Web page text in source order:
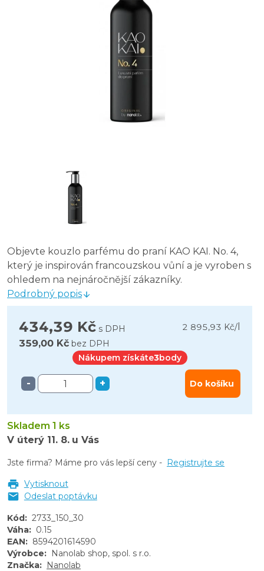
Objevte kouzlo parfému do praní KAO KAI. No. 4,
který je inspirován francouzskou vůní a je vyroben s
ohledem na nejnáročnější zákazníky.
Podrobný popis
434,39 Kč s DPH 2 895,93 Kč/
359,00 Kč bez DPH
Nákupem získáte3body
- + Do košíku
Skladem 1 ks
V úterý 11. 8. u Vás
Jste firma? Máme pro vás lepší ceny - Registrujte se
Vytisknout
Odeslat poptávku
Kód: 2733_150_30
Váha: 0.15
EAN: 8594201614590
Výrobce: Nanolab shop, spol. s r.o.
Značka: Nanolab